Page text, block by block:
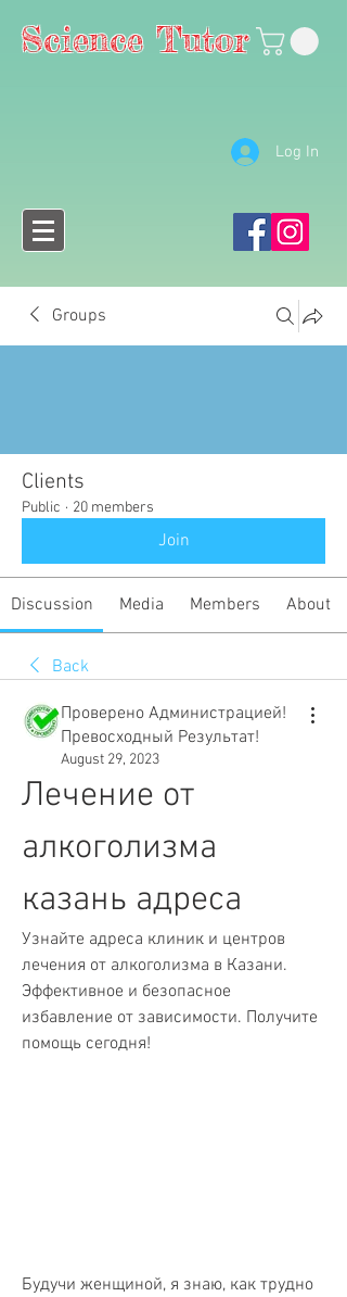
Science Tutor
Log In
Groups
Clients
Public · 20 members
Join
Discussion Media Members About
Back
Проверено Администрацией!
Превосходный Результат!
August 29, 2023
Лечение от
алкоголизма
казань адреса
Узнайте адреса клиник и центров
лечения от алкоголизма в Казани.
Эффективное и безопасное
избавление от зависимости. Получите
помощь сегодня!
Будучи женщиной, я знаю, как трудно